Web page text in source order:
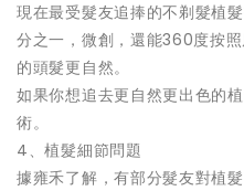
現在最受髮友追捧的不剃髮植
分之一，微創，還能360度按
的頭髮更自然。
如果你想追去更自然更出色的
術。
4、植髮細節問題
據雍禾了解，有部分髮友對植